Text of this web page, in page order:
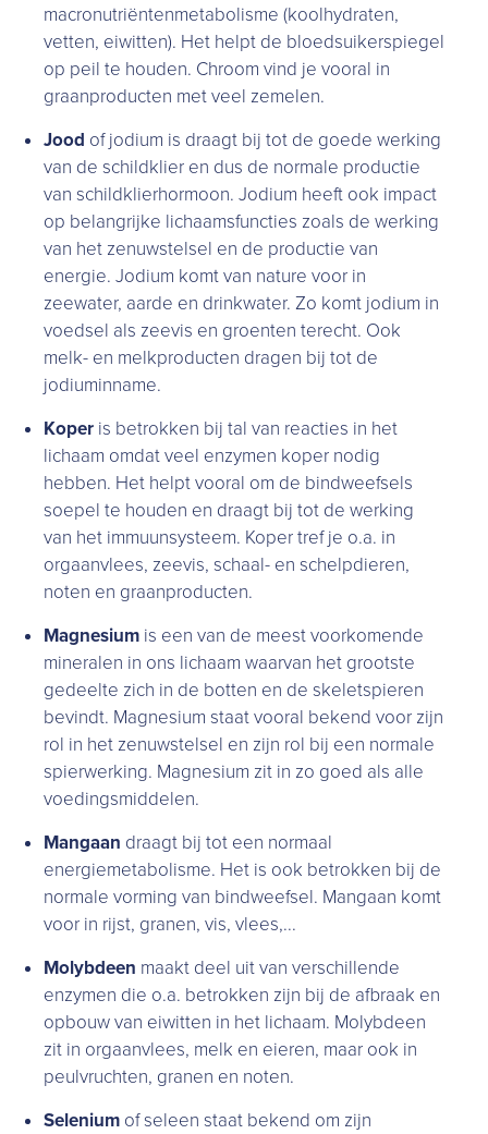
macronutriëntenmetabolisme (koolhydraten,
vetten, eiwitten). Het helpt de bloedsuikerspiegel
op peil te houden. Chroom vind je vooral in
graanproducten met veel zemelen.
Jood of jodium is draagt bij tot de goede werking
van de schildklier en dus de normale productie
van schildklierhormoon. Jodium heeft ook impact
op belangrijke lichaamsfuncties zoals de werking
van het zenuwstelsel en de productie van
energie. Jodium komt van nature voor in
zeewater, aarde en drinkwater. Zo komt jodium in
voedsel als zeevis en groenten terecht. Ook
melk- en melkproducten dragen bij tot de
jodiuminname.
Koper is betrokken bij tal van reacties in het
lichaam omdat veel enzymen koper nodig
hebben. Het helpt vooral om de bindweefsels
soepel te houden en draagt bij tot de werking
van het immuunsysteem. Koper tref je o.a. in
orgaanvlees, zeevis, schaal- en schelpdieren,
noten en graanproducten.
Magnesium is een van de meest voorkomende
mineralen in ons lichaam waarvan het grootste
gedeelte zich in de botten en de skeletspieren
bevindt. Magnesium staat vooral bekend voor zijn
rol in het zenuwstelsel en zijn rol bij een normale
spierwerking. Magnesium zit in zo goed als alle
voedingsmiddelen.
Mangaan draagt bij tot een normaal
energiemetabolisme. Het is ook betrokken bij de
normale vorming van bindweefsel. Mangaan komt
voor in rijst, granen, vis, vlees,...
Molybdeen maakt deel uit van verschillende
enzymen die o.a. betrokken zijn bij de afbraak en
opbouw van eiwitten in het lichaam. Molybdeen
zit in orgaanvlees, melk en eieren, maar ook in
peulvruchten, granen en noten.
Selenium of seleen staat bekend om zijn